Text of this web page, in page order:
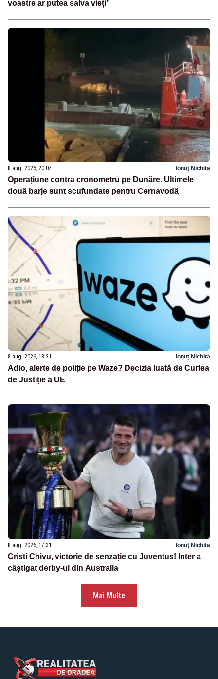
voastre ar putea salva vieți”
8 aug. 2026, 20:07 Ionuț Nichita
Operațiune contra cronometru pe Dunăre. Ultimele
două barje sunt scufundate pentru Cernavodă
8 aug. 2026, 18:31 Ionuț Nichita
Adio, alerte de poliție pe Waze? Decizia luată de Curtea
de Justiție a UE
8 aug. 2026, 17:31 Ionuț Nichita
Cristi Chivu, victorie de senzație cu Juventus! Inter a
câștigat derby-ul din Australia
Mai Multe